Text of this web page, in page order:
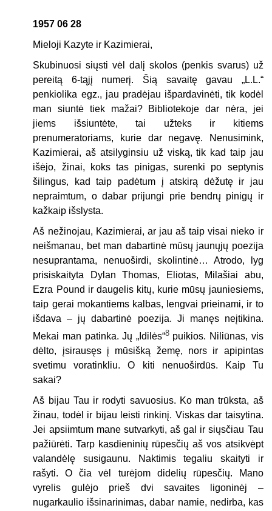
1957 06 28
Mieloji Kazyte ir Kazimierai,
Skubinuosi siųsti vėl dalį skolos (penkis svarus) už
pereitą 6-tąjį numerį. Šią savaitę gavau „L.L.“
penkiolika egz., jau pradėjau išpardavinėti, tik kodėl
man siuntė tiek mažai? Bibliotekoje dar nėra, jei
jiems išsiuntėte, tai užteks ir kitiems
prenumeratoriams, kurie dar negavę. Nenusimink,
Kazimierai, aš atsilyginsiu už viską, tik kad taip jau
išėjo, žinai, koks tas pinigas, surenki po septynis
šilingus, kad taip padėtum į atskirą dėžutę ir jau
nepraimtum, o dabar prijungi prie bendrų pinigų ir
kažkaip išslysta.
Aš nežinojau, Kazimierai, ar jau aš taip visai nieko ir
neišmanau, bet man dabartinė mūsų jaunųjų poezija
nesuprantama, nenuoširdi, skolintinė… Atrodo, lyg
prisiskaityta Dylan Thomas, Eliotas, Milašiai abu,
Ezra Pound ir daugelis kitų, kurie mūsų jauniesiems,
taip gerai mokantiems kalbas, lengvai prieinami, ir to
išdava – jų dabartinė poezija. Ji manęs neįtikina.
Mekai man patinka. Jų „Idilės“8puikios. Niliūnas, vis
dėlto, įsirausęs į mūsišką žemę, nors ir apipintas
svetimu voratinkliu. O kiti nenuoširdūs. Kaip Tu
sakai?
Aš bijau Tau ir rodyti savuosius. Ko man trūksta, aš
žinau, todėl ir bijau leisti rinkinį. Viskas dar taisytina.
Jei apsiimtum mane sutvarkyti, aš gal ir siųsčiau Tau
pažiūrėti. Tarp kasdieninių rūpesčių aš vos atsikvėpt
valandėlę susigaunu. Naktimis tegaliu skaityti ir
rašyti. O čia vėl turėjom didelių rūpesčių. Mano
vyrelis gulėjo prieš dvi savaites ligoninėj –
nugarkaulio išsinarinimas, dabar namie, nedirba, kas